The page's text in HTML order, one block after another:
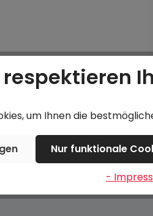
Beschreibung
um Ihnen die
Nur funktionale
-